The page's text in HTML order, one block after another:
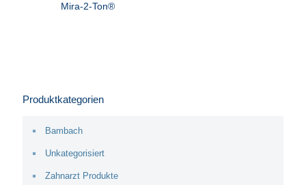
Mira-2-Ton®
Produktkategorien
Bambach
Unkategorisiert
Zahnarzt Produkte